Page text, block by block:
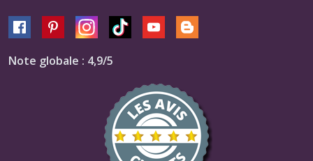
Note globale : 4,9/5